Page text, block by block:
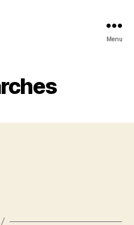
Menu